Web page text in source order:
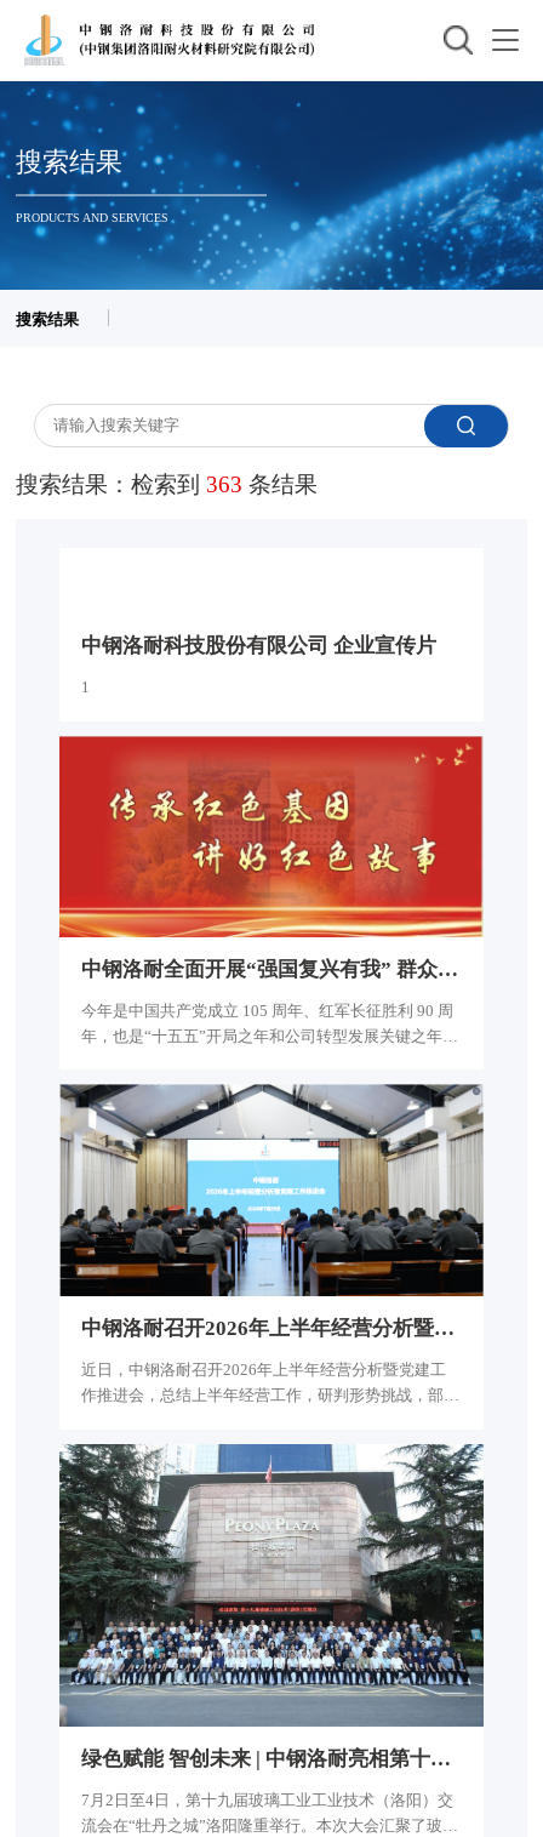
搜索结果
PRODUCTS AND SERVICES
搜索结果
搜索结果：检索到 363 条结果
中钢洛耐科技股份有限公司 企业宣传片
1
中钢洛耐全面开展“强国复兴有我” 群众性
今年是中国共产党成立 105 周年、红军长征胜利 90 周
年，也是“十五五”开局之年和公司转型发展关键之年。
署，结合公司实际，公司全面开展“强国复兴有我”群众
性主题宣传教育活动，进一步传承红色基因，凝聚攻坚
克难的强大合力。
中钢洛耐召开2026年上半年经营分析暨党
近日，中钢洛耐召开2026年上半年经营分析暨党建工
作推进会，总结上半年经营工作，研判形势挑战，部署
出席会议并讲话。公司班子成员、各单位负责人等参加
会议，公司总经理、党委副书记左锐主持会议。
绿色赋能 智创未来 | 中钢洛耐亮相第十九
7月2日至4日，第十九届玻璃工业工业技术（洛阳）交
流会在“牡丹之城”洛阳隆重举行。本次大会汇聚了玻璃